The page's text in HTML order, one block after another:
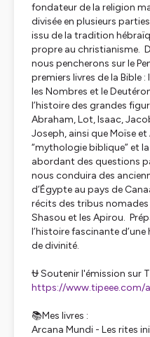
fondateur de la religion
divisée en plusieurs
issu de la tradition
propre au christianisme.
nous pencherons sur le
premiers livres de la Bible :
les Nombres et le
l’histoire des grandes
Abraham, Lot, Isaac,
Joseph, ainsi que Moïse
“mythologie biblique” et
abordant des questions
nous conduira des
d’Égypte au pays de
récits des tribus
Shasou et les Apirou.
l’histoire fascinante
de divinité.
⛎ Soutenir l'émission sur
https://www.tipeee.com/
📚Mes livres :
Arcana Mundi - Les rites